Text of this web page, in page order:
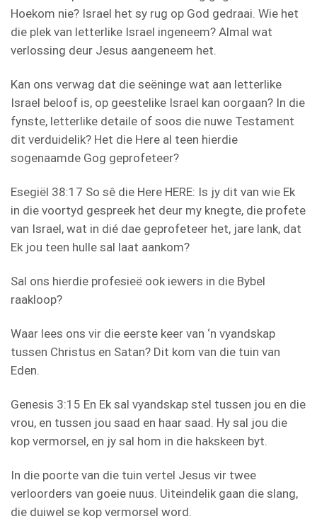
Hoekom nie? Israel het sy rug op God gedraai. Wie het
die plek van letterlike Israel ingeneem? Almal wat
verlossing deur Jesus aangeneem het.
Kan ons verwag dat die seëninge wat aan letterlike
Israel beloof is, op geestelike Israel kan oorgaan? In die
fynste, letterlike detaile of soos die nuwe Testament
dit verduidelik? Het die Here al teen hierdie
sogenaamde Gog geprofeteer?
Esegiël 38:17 So sê die Here HERE: Is jy dit van wie Ek
in die voortyd gespreek het deur my knegte, die profete
van Israel, wat in dié dae geprofeteer het, jare lank, dat
Ek jou teen hulle sal laat aankom?
Sal ons hierdie profesieë ook iewers in die Bybel
raakloop?
Waar lees ons vir die eerste keer van ‘n vyandskap
tussen Christus en Satan? Dit kom van die tuin van
Eden.
Genesis 3:15 En Ek sal vyandskap stel tussen jou en die
vrou, en tussen jou saad en haar saad. Hy sal jou die
kop vermorsel, en jy sal hom in die hakskeen byt.
In die poorte van die tuin vertel Jesus vir twee
verloorders van goeie nuus. Uiteindelik gaan die slang,
die duiwel se kop vermorsel word.